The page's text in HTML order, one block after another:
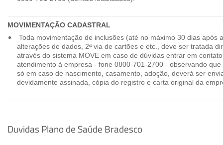
MOVIMENTAÇÃO CADASTRAL
Toda movimentação de inclusões (até no máximo 30 dias após
alterações de dados, 2ª via de cartões e etc., deve ser tratada
através do sistema MOVE em caso de dúvidas entrar em
atendimento à empresa - fone 0800-701-2700 - observando
só em caso de nascimento, casamento, adoção, deverá ser
devidamente assinada, cópia do registro e carta original da
Duvidas Plano de Saúde Bradesco